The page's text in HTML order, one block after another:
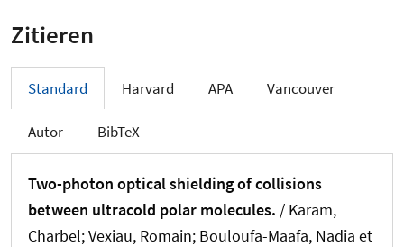
Zitieren
Standard Harvard APA Vancouver
Autor BibTeX
Two-photon optical shielding of collisions
between ultracold polar molecules. / Karam,
Charbel; Vexiau, Romain; Bouloufa-Maafa, Nadia et